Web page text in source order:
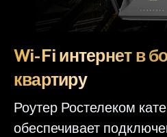
Wi-Fi интернет в
квартиру
Роутер Ростелеком
обеспечивает